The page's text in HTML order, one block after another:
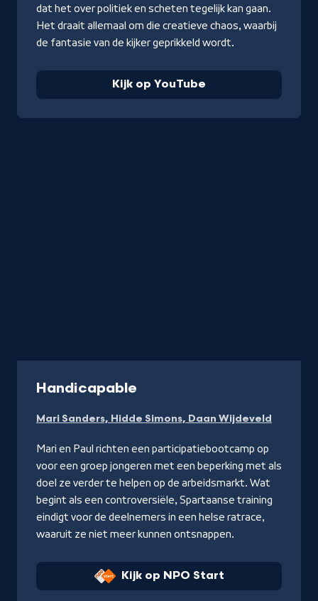
dat het over politiek en scheten tegelijk kan gaan.
Het draait allemaal om die creatieve chaos, waarbij
de fantasie van de kijker geprikkeld wordt.
Kijk op YouTube
Handicapable
op
Start
Mari Sanders, Hidde Simons, Daan Wijdeveld
Mari en Paul richten een participatiebootcamp op
voor een groep jongeren met een beperking met als
doel ze verder te helpen op de arbeidsmarkt. Wat
begint als een controversiële, Spartaanse training
eindigt voor de deelnemers in een helse ratrace,
waaruit ze niet meer kunnen ontsnappen.
Kijk op NPO Start